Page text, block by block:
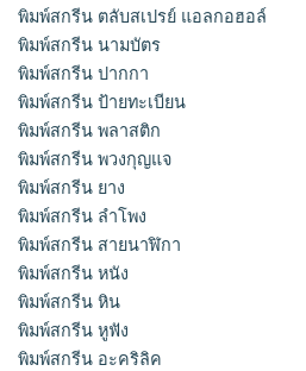
พิมพ์สกรีน ตลับสเปรย์ แอลกอฮอล์
พิมพ์สกรีน นามบัตร
พิมพ์สกรีน ปากกา
พิมพ์สกรีน ป้ายทะเบียน
พิมพ์สกรีน พลาสติก
พิมพ์สกรีน พวงกุญแจ
พิมพ์สกรีน ยาง
พิมพ์สกรีน ลำโพง
พิมพ์สกรีน สายนาฬิกา
พิมพ์สกรีน หนัง
พิมพ์สกรีน หิน
พิมพ์สกรีน หูฟัง
พิมพ์สกรีน อะคริลิค